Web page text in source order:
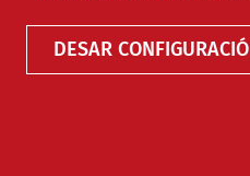
DESAR CONFIGURACIÓ